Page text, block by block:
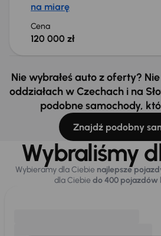
na miarę
Cena
120 000 zł
Nie wybrałeś auto z oferty?
oddziałach w Czechach i na
podobne samochody,
Znajdź podobny
Wybraliśmy
Wybieramy dla Ciebie najlepsze
dla Ciebiedo 400 pojazdów